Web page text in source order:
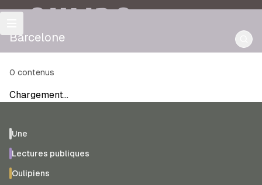
OULIPO
Barcelone
0 contenus
Chargement…
Une
Lectures publiques
Oulipiens